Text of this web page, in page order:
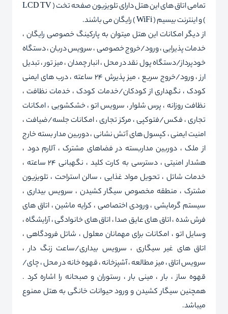
تمامی اتاق های این هتل دارای تلویزیون صفحه تخت ( LCD TV
) و اینترنت بیسیم ( WiFi ) رایگان می باشند.
از دیگر امکانات این هتل میتوان به پارکینگ خصوصی رایگان ،
خدمات پذیرایی ، ورود/خروج خصوصی ، سرویس دربان ، دستگاه
خودپرداز/دستگاه پول نقد در محل ، انبار چمدان ، میز تور ، تبدیل
ارز ، ورود/خروج سریع ، میز پذیرش 24 ساعته ، درب های ایمنی
کودک ، نگهداری از کودکان/خدمات کودک ، خدمات نظافت ،
نظافت روزانه ، پرس شلوار ، سرویس اتو ، خشکشویی ، امکانات
تجاری ، فکس/فتوکپی ، مرکز تجاری ، امکانات جلسه/ضیافت ،
امنیت ایمنی ، کپسول های آتش نشانی ، دوربین مدار بسته خارج
از ملک ، دوربین مداربسته در فضاهای مشترک ، آلارم دود ،
هشدار امنیتی ، دسترسی به کارت کلید ، نگهبانی 24 ساعته ،
خدمات شاتل ، تحویل مواد غذایی ، سالن استراحت ، تلویزیون
مشترک ، منطقه مخصوص سیگار کشیدن ، سرویس بیداری ،
سیستم گرمایشی ، ورودی اختصاصی ، کرایه ماشین ، اتاق های
فرش شده ، اتاق های عایق صدا ، اتاق های خانوادگی ، آرایشگاه ،
وسایل اتو ، امکانات برای مهمانان معلول ، شاتل فرودگاهی ،
اتاق های غیر سیگاری ، سرویس بیداری/ساعت زنگ دار ،
سرویس اتاق ، میز مطالعه ، آشپزخانه ، قهوه خانه در محل ، چای/
قهوه ساز ، بار ، مینی بار ، رستوران و صبحانه را اشاره کرد .
همچنین سیگار کشیدن و ورود حیوانات خانگی به هتل ممنوع
میباشد.